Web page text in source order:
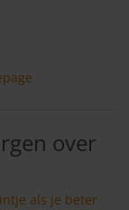
over
als je beter